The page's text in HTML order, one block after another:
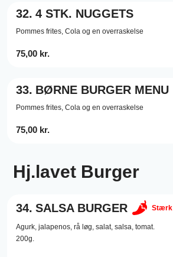
32. 4 STK. NUGGETS
Pommes frites, Cola og en overraskelse
75,00 kr.
33. BØRNE BURGER MENU
Pommes frites, Cola og en overraskelse
75,00 kr.
Hj.lavet Burger
34. SALSA BURGER Stærk
Agurk, jalapenos, rå løg, salat, salsa, tomat.
200g.